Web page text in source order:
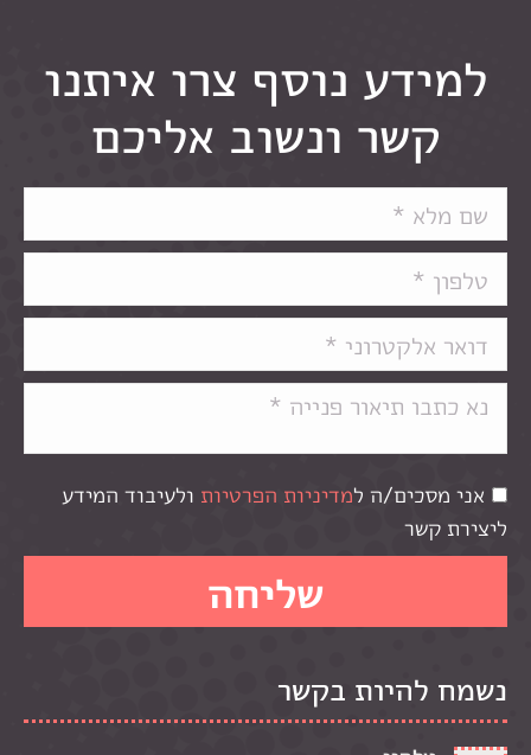
למידע נוסף צרו איתנו
קשר ונשוב אליכם
אני מסכים/ה למדיניות הפרטיות ולעיבוד המידע
ליצירת קשר
נשמח להיות בקשר